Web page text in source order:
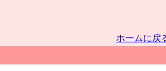
ホームに戻